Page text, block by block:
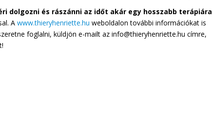
dolgozni és rászánni az időt akár egy hosszabb terápiára
Awww.thieryhenriette.hu weboldalon további információkat is
foglalni, küldjön e-mailt az info@thieryhenriette.hu címre,